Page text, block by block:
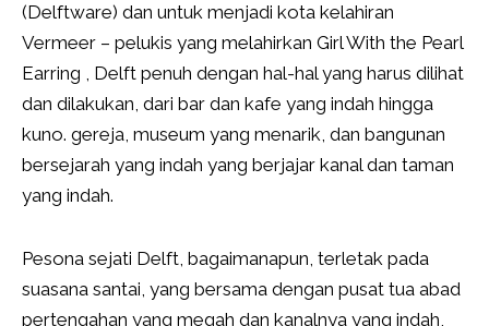
(Delftware) dan untuk menjadi kota kelahiran
Vermeer – pelukis yang melahirkan Girl With the Pearl
Earring , Delft penuh dengan hal-hal yang harus dilihat
dan dilakukan, dari bar dan kafe yang indah hingga
kuno. gereja, museum yang menarik, dan bangunan
bersejarah yang indah yang berjajar kanal dan taman
yang indah.
Pesona sejati Delft, bagaimanapun, terletak pada
suasana santai, yang bersama dengan pusat tua abad
pertengahan yang megah dan kanalnya yang indah,